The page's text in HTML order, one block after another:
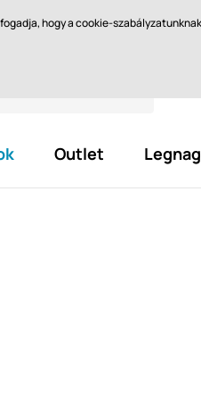
Méret kiválasztása Miért
Outlet
hogy a cookie-